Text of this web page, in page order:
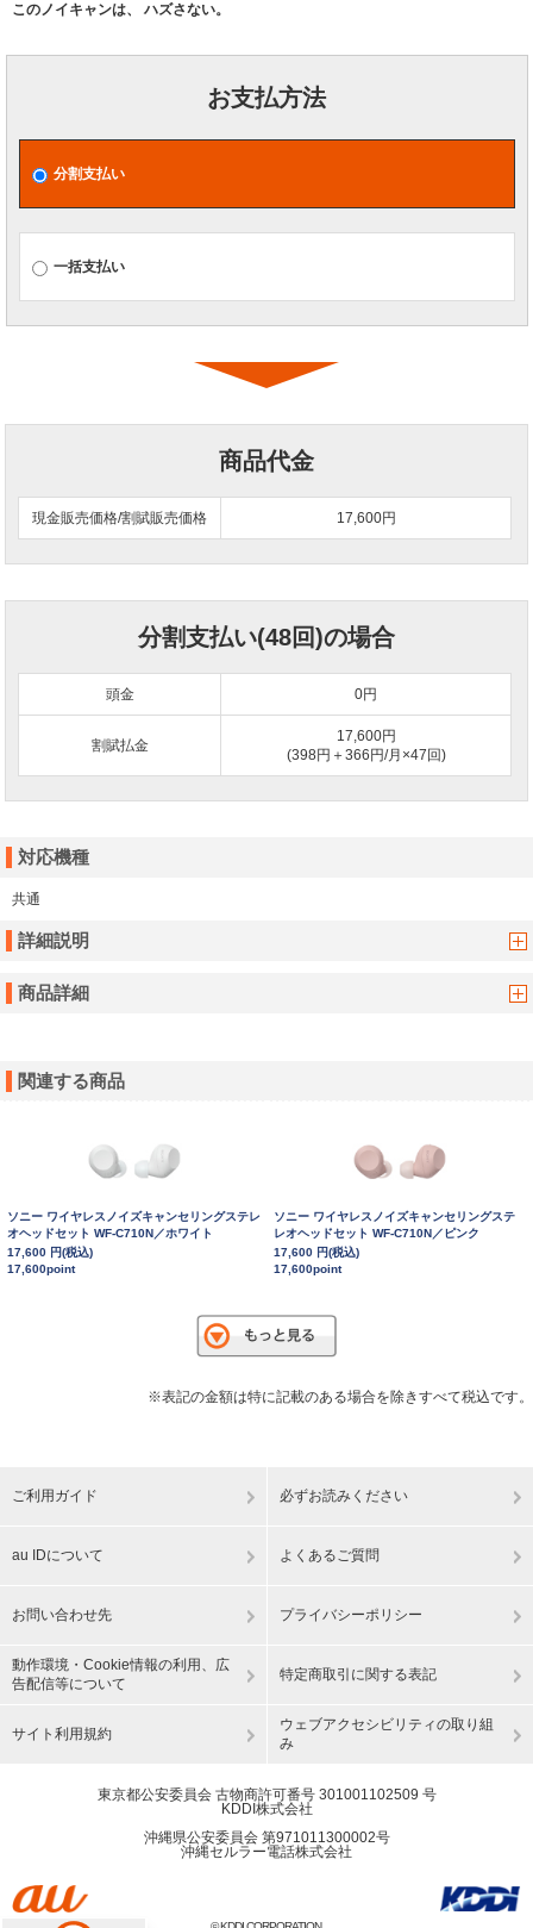
このノイキャンは、 ハズさない。
お支払方法
分割支払い
一括支払い
商品代金
現金販売価格/割賦販売価格 17,600円
分割支払い(48回)の場合
頭金 0円
割賦払金
17,600円
(398円＋366円/月×47回)
対応機種
共通
詳細説明
商品詳細
関連する商品
ソニー ワイヤレスノイズキャンセリングステレ
オヘッドセット WF-C710N／ホワイト
17,600 円(税込)
17,600point
ソニー ワイヤレスノイズキャンセリングステ
レオヘッドセット WF-C710N／ピンク
17,600 円(税込)
17,600point
※表記の金額は特に記載のある場合を除きすべて税込です。
ご利用ガイド 必ずお読みください
au IDについて よくあるご質問
お問い合わせ先 プライバシーポリシー
動作環境・Cookie情報の利用、広
告配信等について
特定商取引に関する表記
サイト利用規約
ウェブアクセシビリティの取り組
み
東京都公安委員会 古物商許可番号 301001102509 号
KDDI株式会社
沖縄県公安委員会 第971011300002号
沖縄セルラー電話株式会社